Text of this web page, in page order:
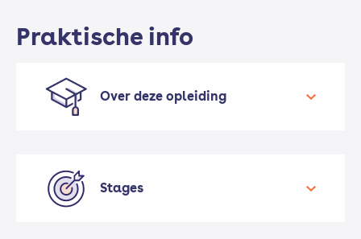
Praktische info
Over deze opleiding
Je leert onderhoud en reparaties doen aan
vliegtuigen, systemen en onderdelen. Ook
Stages